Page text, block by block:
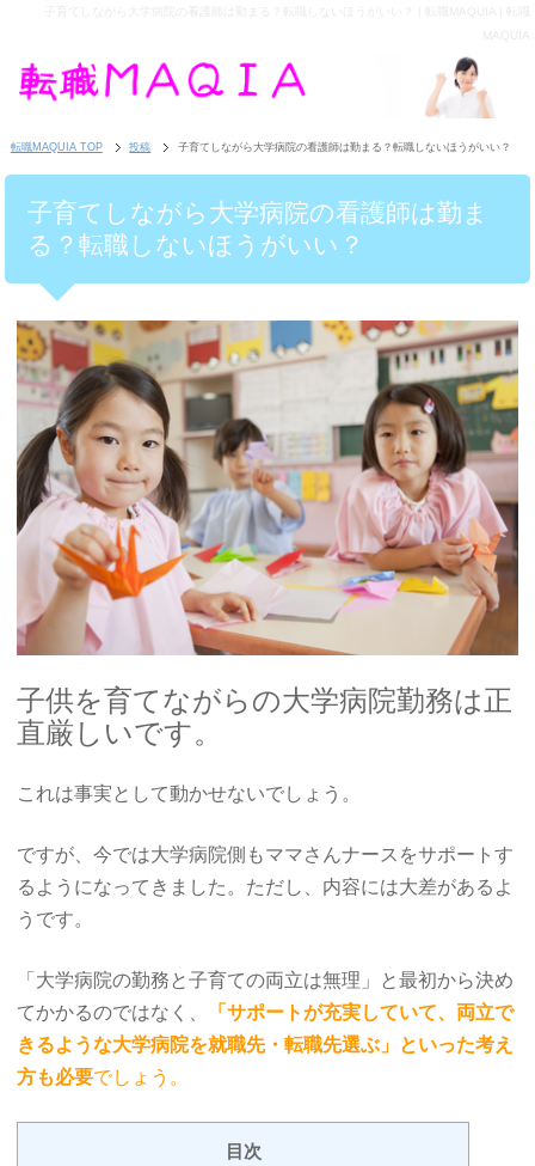
転職MAQUIA TOP 投稿 子育てしながら大学病院の看護師は勤まる？転職しないほうがいい？
子育てしながら大学病院の看護師は勤ま
る？転職しないほうがいい？
子供を育てながらの大学病院勤務は正
直厳しいです。
これは事実として動かせないでしょう。
ですが、今では大学病院側もママさんナースをサポートす
るようになってきました。ただし、内容には大差があるよ
うです。
「大学病院の勤務と子育ての両立は無理」と最初から決め
てかかるのではなく、
「サポートが充実していて、両立で
きるような大学病院を就職先・転職先選ぶ」といった考え
方も必要でしょう。
目次